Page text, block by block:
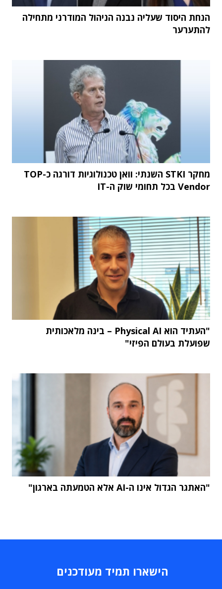
הנחת היסוד שעליה נבנה הניהול המודרני מתחילה
להתערער
מחקר STKI השנתי: וואן טכנולוגיות דורגה כ-TOP
Vendor בכל תחומי שוק ה-IT
"העתיד הוא Physical AI – בינה מלאכותית
שפועלת בעולם הפיזי"
"האתגר הגדול אינו ה-AI אלא הטמעתה בארגון"
הישארו תמיד מעודכנים